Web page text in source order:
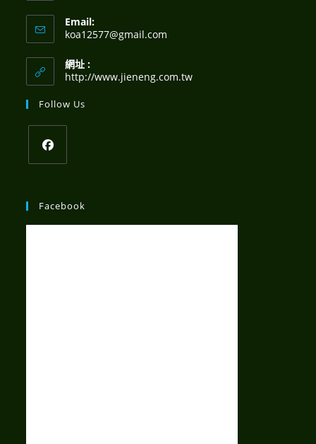
in
your
application
Email:
koa12577@gmail.com
application
網址 :
http://www.jieneng.com.tw
Follow Us
a
new
Facebook